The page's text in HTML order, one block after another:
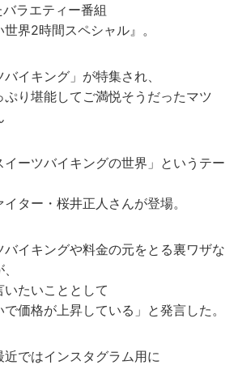
ラエティー番組
世界2時間スペシャル』。
イキング」が特集され、
り堪能してご満悦そうだったマツ
ーツバイキングの世界」というテー
ター・桜井正人さんが登場。
イキングや料金の元をとる裏ワザな
たいこととして
で価格が上昇している」と発言した。
ではインスタグラム用に